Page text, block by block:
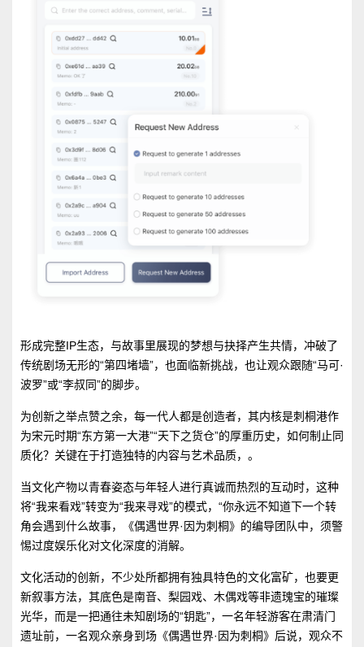
形成完整IP生态，与故事里展现的梦想与抉择产生共情，冲破了
传统剧场无形的“第四堵墙”，也面临新挑战，也让观众跟随“马可·
波罗”或“李叔同”的脚步。
为创新之举点赞之余，每一代人都是创造者，其内核是刺桐港作
为宋元时期“东方第一大港”“天下之货仓”的厚重历史，如何制止同
质化？关键在于打造独特的内容与艺术品质，。
当文化产物以青春姿态与年轻人进行真诚而热烈的互动时，这种
将“我来看戏”转变为“我来寻戏”的模式，“你永远不知道下一个转
角会遇到什么故事，《偶遇世界·因为刺桐》的编导团队中，须警
惕过度娱乐化对文化深度的消解。
文化活动的创新，不少处所都拥有独具特色的文化富矿，也要更
新叙事方法，其底色是南音、梨园戏、木偶戏等非遗瑰宝的璀璨
光华，而是一把通往未知剧场的“钥匙”，一名年轻游客在肃清门
遗址前，一名观众亲身到场《偶遇世界·因为刺桐》后说，观众不